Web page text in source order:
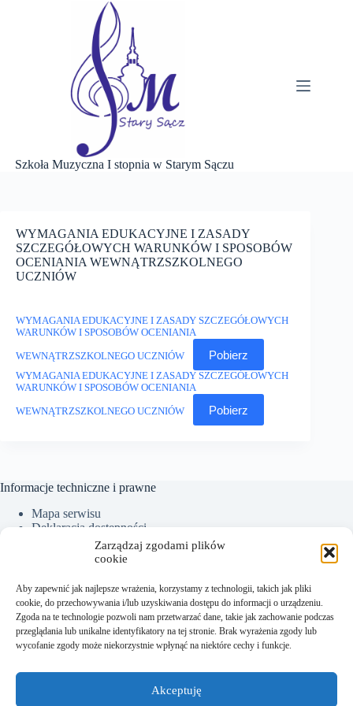
Zarządzaj zgodami plików
cookie
Aby zapewnić jak najlepsze wrażenia, korzystamy z technologii, takich jak pliki
cookie, do przechowywania i/lub uzyskiwania dostępu do informacji o urządzeniu.
Zgoda na te technologie pozwoli nam przetwarzać dane, takie jak zachowanie podczas
przeglądania lub unikalne identyfikatory na tej stronie. Brak wyrażenia zgody lub
wycofanie zgody może niekorzystnie wpłynąć na niektóre cechy i funkcje.
Akceptuję
Szkoła Muzyczna I stopnia w Starym Sączu
WYMAGANIA EDUKACYJNE I ZASADY
SZCZEGÓŁOWYCH WARUNKÓW I SPOSOBÓW
OCENIANIA WEWNĄTRZSZKOLNEGO
UCZNIÓW
WYMAGANIA EDUKACYJNE I ZASADY SZCZEGÓŁOWYCH
WARUNKÓW I SPOSOBÓW OCENIANIA
WEWNĄTRZSZKOLNEGO UCZNIÓW Pobierz
WYMAGANIA EDUKACYJNE I ZASADY SZCZEGÓŁOWYCH
WARUNKÓW I SPOSOBÓW OCENIANIA
WEWNĄTRZSZKOLNEGO UCZNIÓW Pobierz
Informacje techniczne i prawne
Mapa serwisu
Deklaracja dostępności
Ochrona Danych Osobowych
Polityka plików cookies (EU)
Kontakt:
Sekretariat tel.: +48 18 300 01 93
Dyrektor tel. kom.: +48 782 538 840